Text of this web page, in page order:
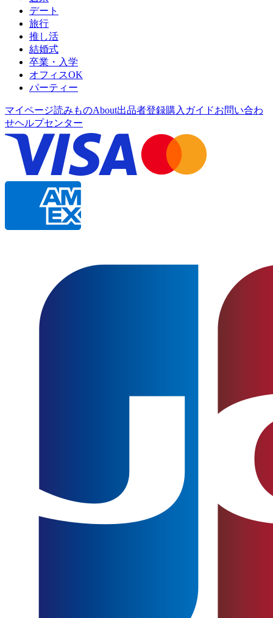
デート
旅行
推し活
結婚式
卒業・入学
オフィスOK
パーティー
マイページ読みものAbout出品者登録購入ガイドお問い合わ
せヘルプセンター